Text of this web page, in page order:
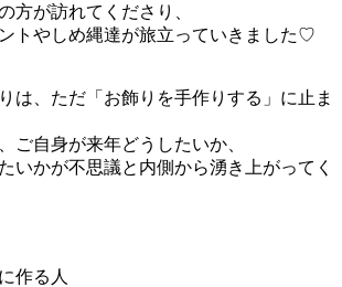
方が訪れてくださり、
トやしめ縄達が旅立っていきました♡
は、ただ「お飾りを手作りする」に止ま
ご自身が来年どうしたいか、
いかが不思議と内側から湧き上がってく
作る人